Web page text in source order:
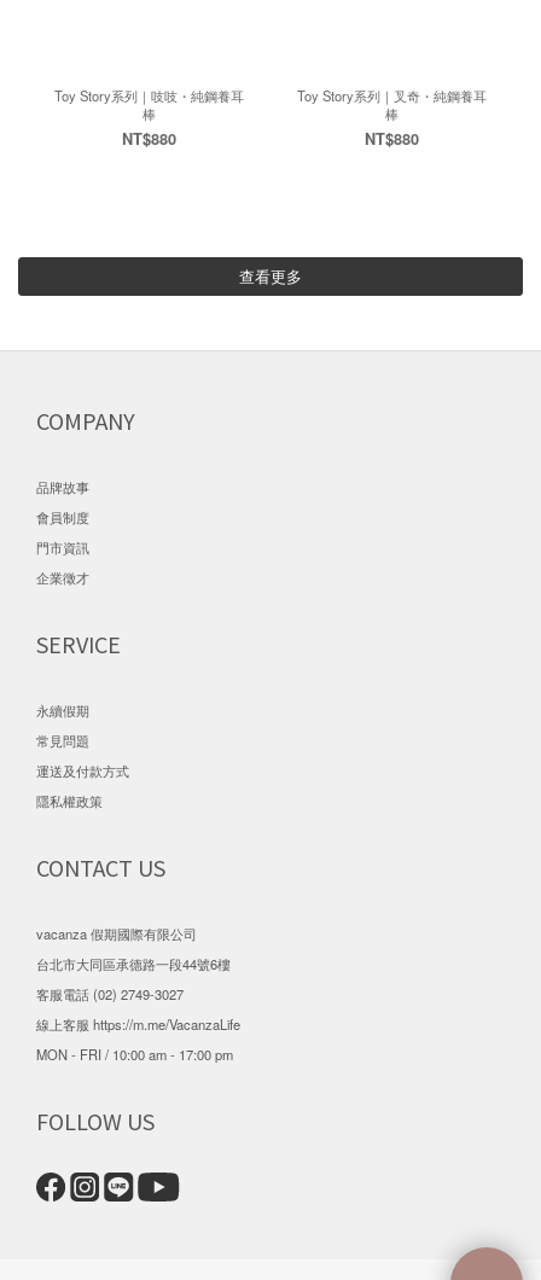
Toy Story系列｜吱吱・純鋼養耳
棒
NT$880
Toy Story系列｜叉奇・純鋼養耳
棒
NT$880
查看更多
COMPANY
品牌故事
會員制度
門市資訊
企業徵才
SERVICE
永續假期
常見問題
運送及付款方式
隱私權政策
CONTACT US
vacanza 假期國際有限公司
台北市大同區承德路一段44號6樓
客服電話 (02) 2749-3027
線上客服 https://m.me/VacanzaLife
MON - FRI / 10:00 am - 17:00 pm
FOLLOW US